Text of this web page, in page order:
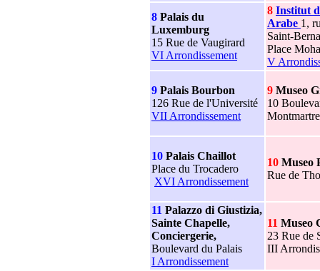
8 Palais du
Luxemburg
15 Rue de Vaugirard
VI Arrondissement
8 Institut
Arabe 1,
Saint-
Place
V
9 Palais Bourbon
126 Rue de l'Université
VII Arrondissement
9 Museo
10
Montmartre
10 Palais Chaillot
Place du Trocadero
XVI Arrondissement
10 Museo
Rue de
11 Palazzo di Giustizia,
Sainte Chapelle,
Conciergerie,
Boulevard du Palais
I Arrondissement
11 Museo
23 Rue de
III